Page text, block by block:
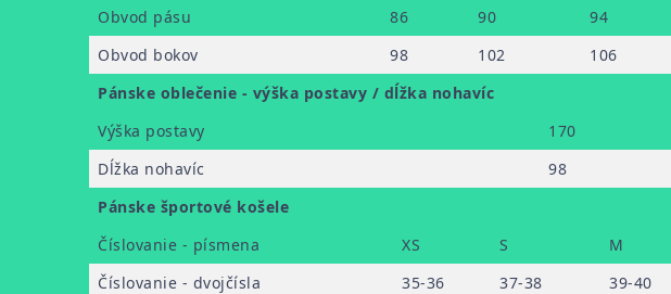
Obvod pásu
86 90 94
Obvod bokov
98 102 106
Pánske oblečenie - výška postavy / dĺžka nohavíc
Výška postavy
170
Dĺžka nohavíc
98
Pánske športové košele
Číslovanie - písmena
XS S M
Číslovanie - dvojčísla
35-36 37-38 39-40